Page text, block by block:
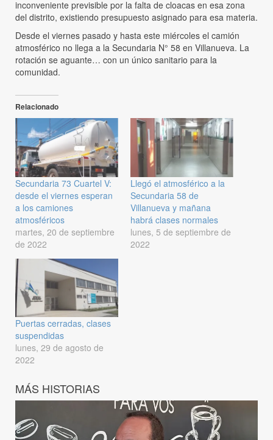
inconveniente previsible por la falta de cloacas en esa zona
del distrito, existiendo presupuesto asignado para esa materia.
Desde el viernes pasado y hasta este miércoles el camión
atmosférico no llega a la Secundaria N° 58 en Villanueva. La
rotación se aguante… con un único sanitario para la
comunidad.
Relacionado
Secundaria 73 Cuartel V:
desde el viernes esperan
a los camiones
atmosféricos
martes, 20 de septiembre
de 2022
Llegó el atmosférico a la
Secundaria 58 de
Villanueva y mañana
habrá clases normales
lunes, 5 de septiembre de
2022
Puertas cerradas, clases
suspendidas
lunes, 29 de agosto de
2022
MÁS HISTORIAS